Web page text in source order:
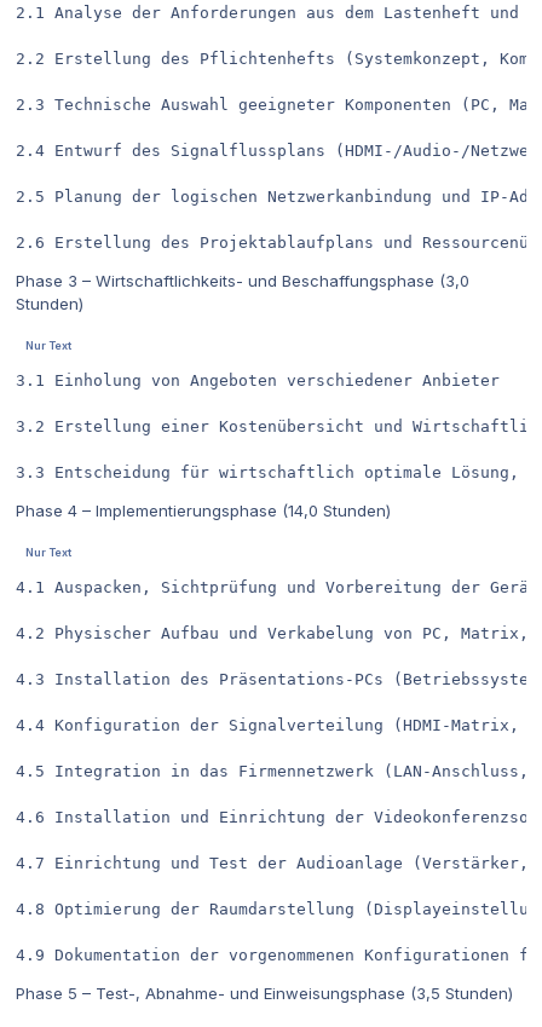
2.1	Analyse der Anforderungen aus dem Lastenheft und Definition der technischen Zielarchitektur			1,00
2.2	Erstellung des Pflichtenhefts (Systemkonzept, Komponentenbeschreibung, Funktionalitäten)			1,50
2.3	Technische Auswahl geeigneter Komponenten (PC, Matrix, Displays, Audio, Kamera) inkl. Kompatibilitätsprüfung	1,25
2.4	Entwurf des Signalflussplans (HDMI-/Audio-/Netzwerkverbindungen)						1,00
2.5	Planung der logischen Netzwerkanbindung und IP-Adressierung							0,75
Phase 3 – Wirtschaftlichkeits- und Beschaffungsphase (3,0
Stunden)
3.1	Einholung von Angeboten verschiedener Anbieter									1,00
3.2	Erstellung einer Kostenübersicht und Wirtschaftlichkeitsvergleich (Preis-Leistung, Garantie, Energieverbrauch)	1,00
Phase 4 – Implementierungsphase (14,0 Stunden)
4.1	Auspacken, Sichtprüfung und Vorbereitung der Geräte						0,75
4.2	Physischer Aufbau und Verkabelung von PC, Matrix, Displays, Kamera, Audioanlage			4,00
4.3	Installation des Präsentations-PCs (Betriebssystem, Treiber, Updates)				1,50
4.4	Konfiguration der Signalverteilung (HDMI-Matrix, Auflösungen, Split-Funktion)			2,00
4.5	Integration in das Firmennetzwerk (LAN-Anschluss, Freigaben, Rechte)				1,00
4.6	Installation und Einrichtung der Videokonferenzsoftware (z. B. Teams/Zoom)			1,00
4.7	Einrichtung und Test der Audioanlage (Verstärker, Lautsprecherzonen)				1,25
4.8	Optimierung der Raumdarstellung (Displayeinstellungen, Tonverteilung, Kameraausrichtung)	1,00
Phase 5 – Test-, Abnahme- und Einweisungsphase (3,5 Stunden)